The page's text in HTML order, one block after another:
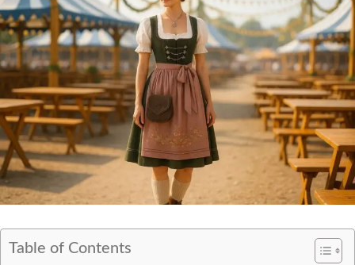
Table of Contents